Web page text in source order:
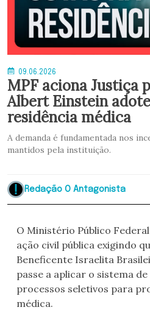
09.06.2026
MPF aciona Justiça
Albert Einstein
residência médica
A demanda é fundamentada nos
mantidos pela instituição.
Redação O Antagonista
O Ministério Público
ação civil pública exigindo
Beneficente Israelita
passe a aplicar o sistema
processos seletivos para
médica.